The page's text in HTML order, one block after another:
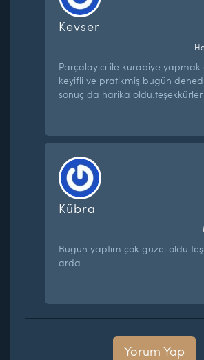
Kevser
Parçalayıcı ile kurabiye yapmak
keyifli ve pratikmiş bugün
sonuç da harika oldu.teşekkürler
Kübra
Bugün yaptım çok güzel oldu
arda
Yorum Yap